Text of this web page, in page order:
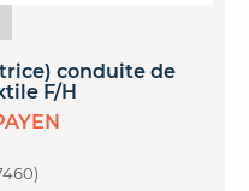
conduite de
F/H